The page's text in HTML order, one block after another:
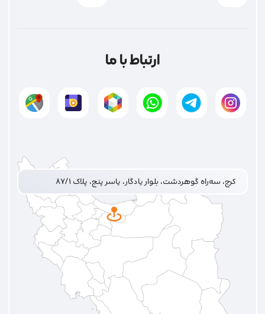
ارتباط با ما
کرج، سه‌راه گوهردشت، بلوار یادگار، یاسر پنج، پلاک ۸۷/۱